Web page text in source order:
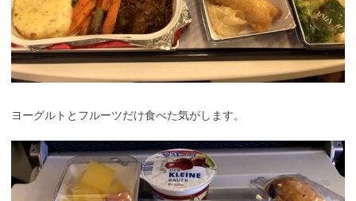
ヨーグルトとフルーツだけ食べた気がします。